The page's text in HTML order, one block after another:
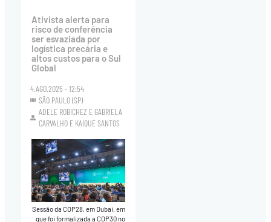
Ativista alerta para
risco de conferência
ser esvaziada por
logística precária e
altos custos para o Sul
Global
4.AGO.2025 - 12:54
SÃO PAULO (SP)
ADELE ROBICHEZ E GABRIELA
CARVALHO E KAIQUE SANTOS
Sessão da COP28, em Dubai, em
que foi formalizada a COP30 no